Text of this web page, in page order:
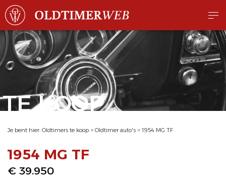
TE KOOP
Je bent hier: Oldtimers te koop > Oldtimer auto's > 1954 MG TF
1954 MG TF
€ 39.950